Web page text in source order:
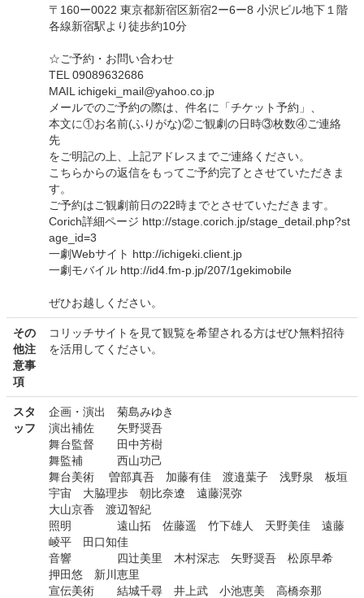
〒160ー0022 東京都新宿区新宿2ー6ー8 小沢ビル地下１階
各線新宿駅より徒歩約10分
☆ご予約・お問い合わせ
TEL 09089632686
MAIL ichigeki_mail@yahoo.co.jp
メールでのご予約の際は、件名に「チケット予約」、
本文に①お名前(ふりがな)②ご観劇の日時③枚数④ご連絡
先
をご明記の上、上記アドレスまでご連絡ください。
こちらからの返信をもってご予約完了とさせていただきま
す。
ご予約はご観劇前日の22時までとさせていただきます。
Corich詳細ページ http://stage.corich.jp/stage_detail.php?st
age_id=3
一劇Webサイト http://ichigeki.client.jp
一劇モバイル http://id4.fm-p.jp/207/1gekimobile
ぜひお越しください。
その
他注
意事
項
コリッチサイトを見て観覧を希望される方はぜひ無料招待
を活用してください。
スタ
ッフ
企画・演出 菊島みゆき
演出補佐 矢野奨吾
舞台監督 田中芳樹
舞監補 西山功己
舞台美術 曽部真吾 加藤有佳 渡邉葉子 浅野泉 板垣
宇宙 大脇理歩 朝比奈遼 遠藤滉弥
大山京香 渡辺智紀
照明 遠山拓 佐藤遥 竹下雄人 天野美佳 遠藤
崚平 田口知佳
音響 四辻美里 木村深志 矢野奨吾 松原早希
押田悠 新川恵里
宣伝美術 結城千尋 井上武 小池恵美 高橋奈那